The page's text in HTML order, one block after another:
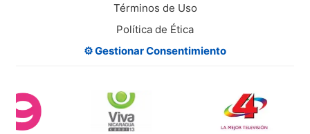
Términos de Uso
Política de Ética
⚙️ Gestionar Consentimiento